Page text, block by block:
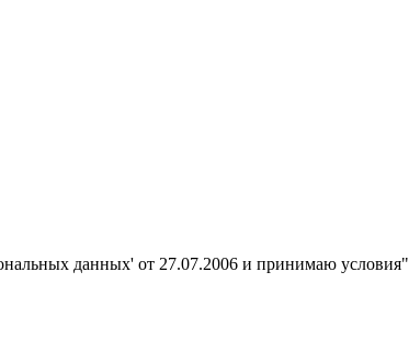
данных' от 27.07.2006 и принимаю условия"